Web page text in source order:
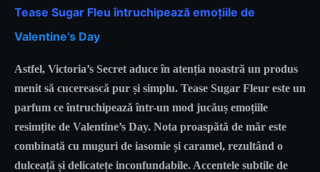
Tease Sugar Fleu întruchipează emoțiile de
Valentine’s Day
Astfel, Victoria’s Secret aduce în atenția noastră un produs
menit să cucerească pur și simplu. Tease Sugar Fleur este un
parfum ce întruchipează într-un mod jucăuș emoțiile
resimțite de Valentine’s Day. Nota proaspătă de măr este
combinată cu muguri de iasomie și caramel, rezultând o
dulceață și delicatețe inconfundabile. Accentele subtile de